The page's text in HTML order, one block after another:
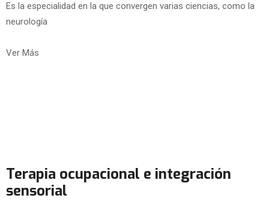
Es la especialidad en la que convergen varias ciencias, como la
neurología
Ver Más
Terapia ocupacional e integración
sensorial